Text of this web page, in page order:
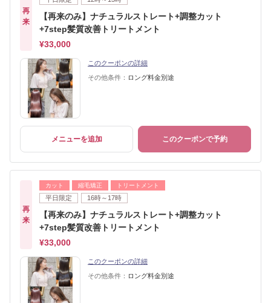
再
来
【再来のみ】ナチュラルストレート+調整カット
+7step髪質改善トリートメント
¥33,000
このクーポンの詳細
その他条件： ロング料金別途
メニューを追加 このクーポンで予約
再
来
カット 縮毛矯正 トリートメント
平日限定 16時～17時
【再来のみ】ナチュラルストレート+調整カット
+7step髪質改善トリートメント
¥33,000
このクーポンの詳細
その他条件： ロング料金別途